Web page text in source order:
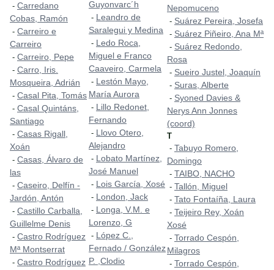
- Carredano
Cobas, Ramón
- Carreiro e
Carreiro
- Carreiro, Pepe
- Carro, Iris.
Mosqueira, Adrián
- Casal Pita, Tomás
- Casal Quintáns,
Santiago
- Casas Rigall,
Xoán
- Casas, Álvaro de
las
- Caseiro, Delfín -
Jardón, Antón
- Castillo Carballa,
Guillelme Denis
- Castro Rodríguez
Mª Montserrat
- Castro Rodríguez
Guyonvarc´h
- Leandro de
Saralegui y Medina
- Ledo Roca,
Miguel e Franco
Caaveiro, Carmela
- Lestón Mayo,
María Aurora
- Lillo Redonet,
Fernando
- Llovo Otero,
Alejandro
- Lobato Martínez,
José Manuel
- Lois García, Xosé
- London, Jack
- Longa, V.M. e
Lorenzo, G
- López C.,
Fernado / González
P. ,Clodio
Nepomuceno
- Suárez Pereira, Josefa
- Suárez Piñeiro, Ana Mª
- Suárez Redondo,
Rosa
- Sueiro Justel, Joaquín
- Suras, Alberte
- Syoned Davies &
Nerys Ann Jonnes
(coord)
T
- Tabuyo Romero,
Domingo
- TAIBO, NACHO
- Tallón, Miguel
- Tato Fontaíña, Laura
- Teijeiro Rey, Xoán
Xosé
- Torrado Cespón,
Milagros
- Torrado Cespón,